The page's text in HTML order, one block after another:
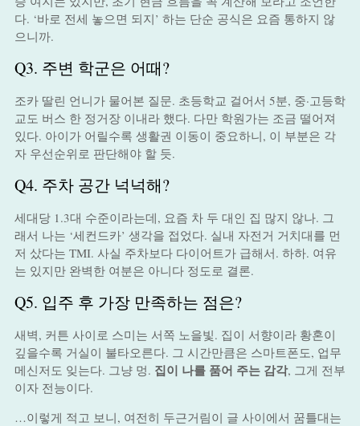
다. ‘바로 전세 놓으면 되지’ 하는 단순 공식은 요즘 통하지 않
으니까.
Q3. 주변 학군은 어때?
조카 딸린 언니가 물어본 질문. 초등학교 걸어서 5분, 중·고등학
교도 버스 한 정거장 이내라 했다. 다만 학원가는 조금 떨어져
있다. 아이가 어릴수록 생활권 이동이 중요하니, 이 부분은 각
자 우선순위로 판단해야 할 듯.
Q4. 주차 공간 넉넉해?
세대당 1.3대 수준이라는데, 요즘 차 두 대인 집 많지 않나. 그
래서 나는 ‘세컨드카’ 생각을 접었다. 실내 자전거 거치대를 먼
저 샀다는 TMI. 사실 주차보다 다이어트가 급해서. 하하. 여유
는 있지만 완벽한 여분은 아니다 정도로 결론.
Q5. 입주 후 가장 만족하는 점은?
새벽, 커튼 사이로 스미는 서쪽 노을빛. 집이 서향이라 황혼이
깊을수록 거실이 불타오른다. 그 시간만큼은 스마트폰도, 업무
메신저도 잊는다. 그냥 멍. 집이 나를 품어 주는 감각, 그게 전부
이자 전능이다.
…이렇게 적고 보니, 여전히 두근거림이 글 사이에서 꿈틀대는